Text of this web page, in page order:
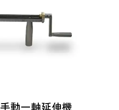
手動一軸延伸機